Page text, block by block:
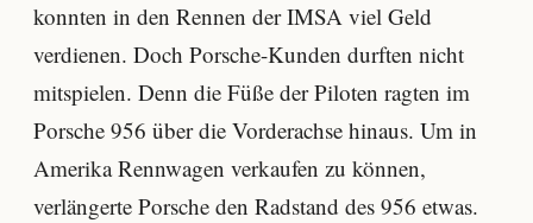
konnten in den Rennen der IMSA viel Geld
verdienen. Doch Porsche-Kunden durften nicht
mitspielen. Denn die Füße der Piloten ragten im
Porsche 956 über die Vorderachse hinaus. Um in
Amerika Rennwagen verkaufen zu können,
verlängerte Porsche den Radstand des 956 etwas.